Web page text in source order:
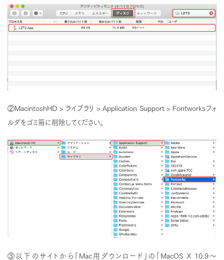
②MacintoshHD > ライブラリ > Application Support > Fontworksフォ
ルダをゴミ箱に削除してください。
③以下のサイトから「Mac用ダウンロード」の「MacOS X 10.9〜